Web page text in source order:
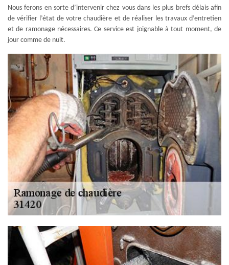
Nous ferons en sorte d’intervenir chez vous dans les plus brefs délais afin
de vérifier l’état de votre chaudière et de réaliser les travaux d’entretien
et de ramonage nécessaires. Ce service est joignable à tout moment, de
jour comme de nuit.